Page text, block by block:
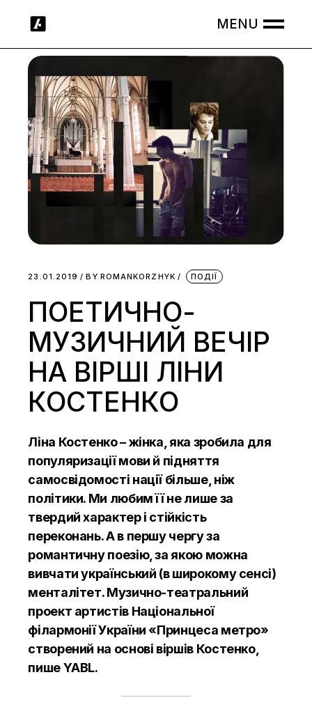
23.01.2019 BY ROMANKORZHYK ПОДІЇ
ПОЕТИЧНО-
МУЗИЧНИЙ ВЕЧІР
НА ВІРШІ ЛІНИ
КОСТЕНКО
Ліна Костенко – жінка, яка зробила для
популяризації мови й підняття
самосвідомості нації більше, ніж
політики. Ми любим її не лише за
твердий характер і стійкість
переконань. А в першу чергу за
романтичну поезію, за якою можна
вивчати український (в широкому сенсі)
менталітет. Музично-театральний
проект артистів Національної
філармонії України «Принцеса метро»
створений на основі віршів Костенко,
пишеYABL.